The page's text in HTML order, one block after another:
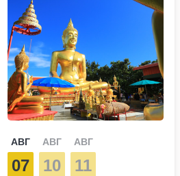
АВГ
07
АВГ
10
АВГ
11